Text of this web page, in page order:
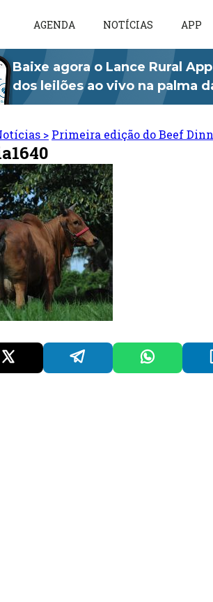
AGENDA NOTÍCIAS APP
Baixe agora o Lance Rural
dos leilões ao vivo na palma
> Primeira edição do Beef